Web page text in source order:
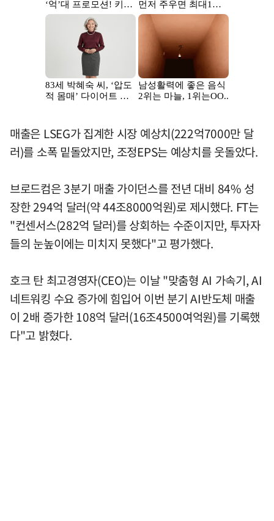
매출은 LSEG가 집계한 시장 예상치(222억7000만 달
러)를 소폭 밑돌았지만, 조정EPS는 예상치를 웃돌았다.
브로드컴은 3분기 매출 가이던스를 전년 대비 84% 성
장한 294억 달러(약 44조8000억원)로 제시했다. FT는
"컨센서스(282억 달러)를 상회하는 수준이지만, 투자자
들의 눈높이에는 미치지 못했다"고 평가했다.
호크 탄 최고경영자(CEO)는 이날 "맞춤형 AI 가속기, AI
네트워킹 수요 증가에 힘입어 이번 분기 AI반도체 매출
이 2배 증가한 108억 달러(16조4500여억원)를 기록했
다"고 밝혔다.